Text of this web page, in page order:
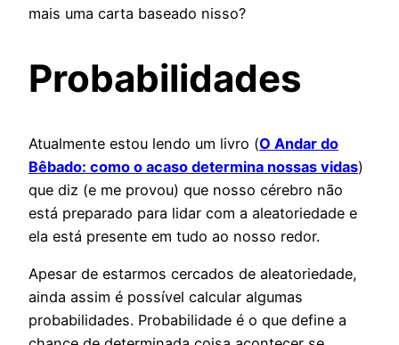
mais uma carta baseado nisso?
Probabilidades
Atualmente estou lendo um livro (O Andar do
Bêbado: como o acaso determina nossas vidas)
que diz (e me provou) que nosso cérebro não
está preparado para lidar com a aleatoriedade e
ela está presente em tudo ao nosso redor.
Apesar de estarmos cercados de aleatoriedade,
ainda assim é possível calcular algumas
probabilidades. Probabilidade é o que define a